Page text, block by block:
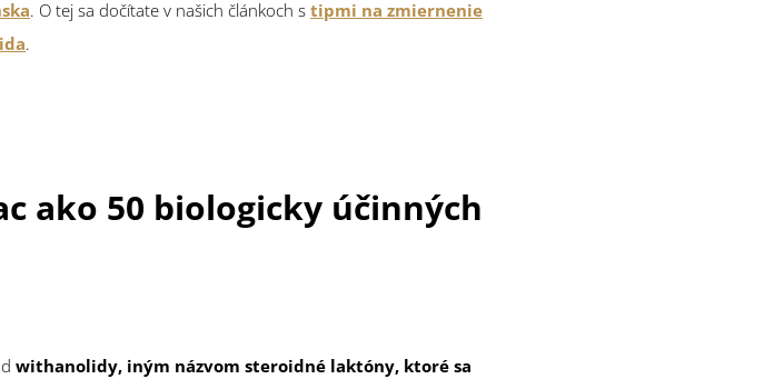
. O tej sa dočítate v našich článkoch s tipmi na zmiernenie
.
ako 50 biologicky účinných
withanolidy, iným názvom steroidné laktóny, ktoré sa